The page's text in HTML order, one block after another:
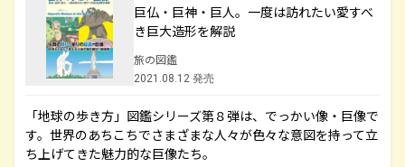
巨仏・巨神・巨人。一度は訪れたい愛すべ
き巨大造形を解説
旅の図鑑
2021.08.12 発売
「地球の歩き方」図鑑シリーズ第８弾は、でっかい像・巨像で
す。世界のあちこちでさまざまな人々が色々な意図を持って立
ち上げてきた魅力的な巨像たち。